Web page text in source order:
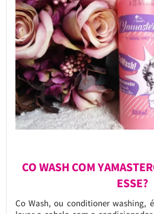
CO WASH COM
ESSE?
Co Wash, ou conditioner washing,